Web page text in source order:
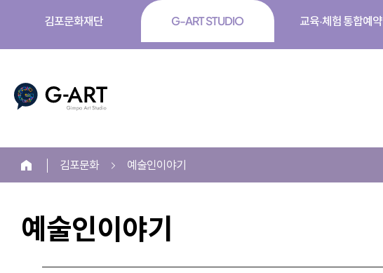
김포문화재단 G-ART STUDIO 교육·체험 통합예약
G-ART
김포문화 예술인이야기
예술인이야기